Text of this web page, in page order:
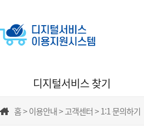
디지털서비스 찾기
홈 > 이용안내 > 고객센터 > 1:1 문의하기